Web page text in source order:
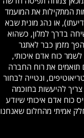
המתקילות את המועמד
או נהג מונית שבא
בדרך למלון, כשהוא
מזמן כבר לאתגר
כוח אדם איכותי,
תואמים את רוח החברה
ונטייה לבחור
להיעשות בחוכמה
כוח אדם איכותי שיודע
אמיתי מהחלום שאנחנו